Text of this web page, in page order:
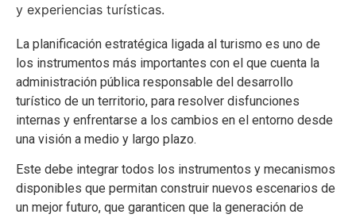
y experiencias turísticas.
La planificación estratégica ligada al turismo es uno de
los instrumentos más importantes con el que cuenta la
administración pública responsable del desarrollo
turístico de un territorio, para resolver disfunciones
internas y enfrentarse a los cambios en el entorno desde
una visión a medio y largo plazo.
Este debe integrar todos los instrumentos y mecanismos
disponibles que permitan construir nuevos escenarios de
un mejor futuro, que garanticen que la generación de